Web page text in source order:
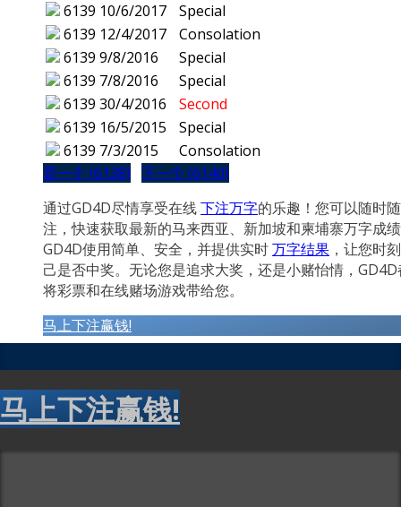
6139 10/6/2017
Special
6139 12/4/2017
Consolation
6139 9/8/2016
Special
6139 7/8/2016
Special
6139 30/4/2016
Second
6139 16/5/2015
Special
6139 7/3/2015
Consolation
是一个 (6138) 下一个 (6140)
通过GD4D尽情享受在线下注万字的乐趣！您可以随时
注，快速获取最新的马来西亚、新加坡和柬埔寨万字成
GD4D使用简单、安全，并提供实时万字结果 ，让您时
己是否中奖。无论您是追求大奖，还是小赌怡情，
将彩票和在线赌场游戏带给您。
马上下注赢钱!
马上下注赢钱!